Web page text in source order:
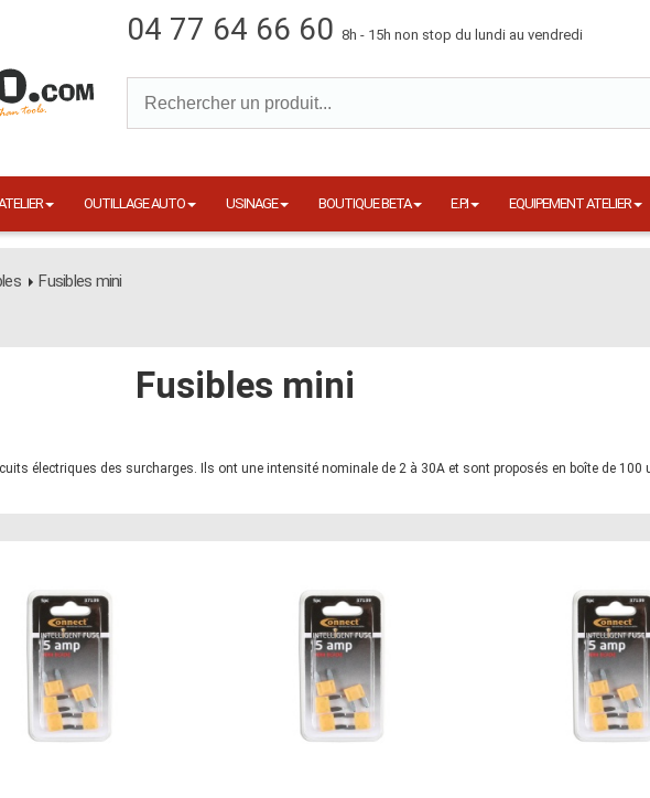
04 77 64 66 60 8h - 15h non stop du lundi au vendredi
OUTILLAGE AUTO USINAGE BOUTIQUE BETA E.P.I EQUIPEMENT ATELIER
Fusibles mini
Fusibles mini
électriques des surcharges. Ils ont une intensité nominale de 2 à 30A et sont proposés en boîte de 100